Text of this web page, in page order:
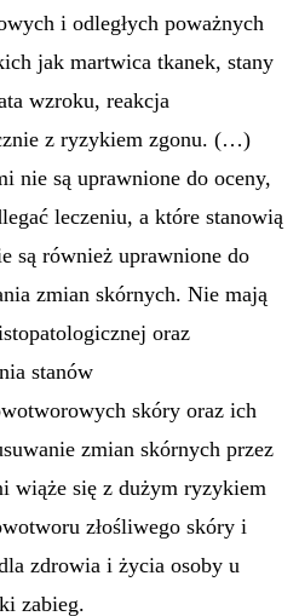
i odległych poważnych
jak martwica tkanek, stany
wzroku, reakcja
z ryzykiem zgonu. (…)
nie są uprawnione do oceny,
leczeniu, a które stanowią
są również uprawnione do
zmian skórnych. Nie mają
oraz
stanów
skóry oraz ich
zmian skórnych przez
wiąże się z dużym ryzykiem
złośliwego skóry i
zdrowia i życia osoby u
zabieg.